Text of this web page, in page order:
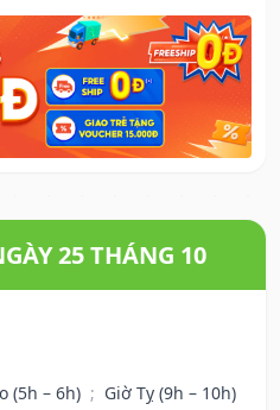
25 THÁNG 10
(5h – 6h) ; Giờ Tỵ (9h – 10h)